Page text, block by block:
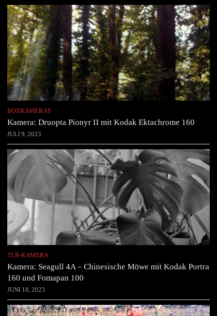
BOXKAMERAS
Kamera: Druopta Pionyr II mit Kodak Ektachrome 160
JULI 9, 2023
TLR-KAMERA
Kamera: Seagull 4A – Chinesische Möwe mit Kodak Portra
160 und Fomapan 100
JUNI 18, 2023